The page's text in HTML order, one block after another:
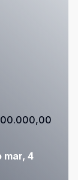
mar, 4